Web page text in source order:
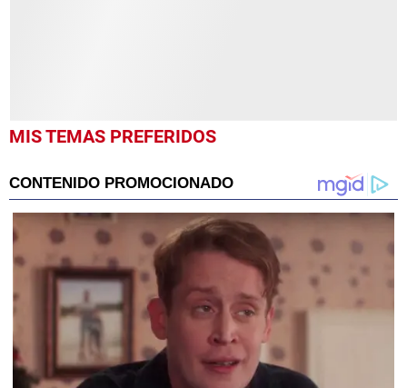
MIS TEMAS PREFERIDOS